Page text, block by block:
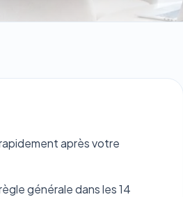
après votre
générale dans les 14